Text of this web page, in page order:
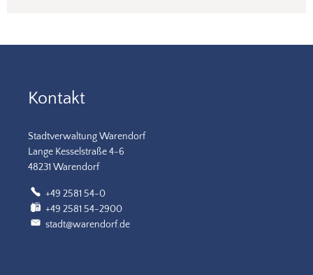
Kontakt
Stadtverwaltung Warendorf
Lange Kesselstraße 4-6
48231 Warendorf
+49 2581 54-0
+49 2581 54-2900
stadt@warendorf.de